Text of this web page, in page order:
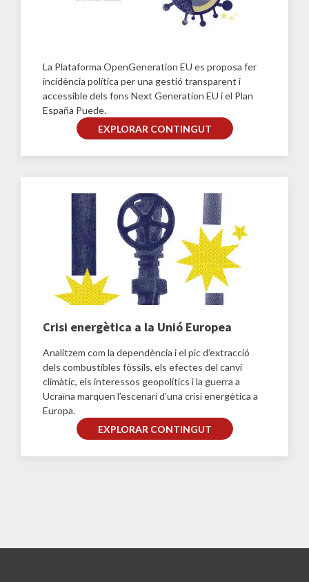
La Plataforma OpenGeneration EU es proposa fer
incidència política per una gestió transparent i
accessible dels fons Next Generation EU i el Plan
España Puede.
EXPLORAR CONTINGUT
Crisi energètica a la Unió Europea
Analitzem com la dependència i el pic d’extracció
dels combustibles fòssils, els efectes del canvi
climàtic, els interessos geopolítics i la guerra a
Ucraïna marquen l’escenari d’una crisi energètica a
Europa.
EXPLORAR CONTINGUT